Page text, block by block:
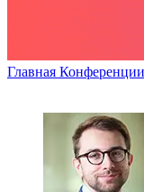
Главная Конференции